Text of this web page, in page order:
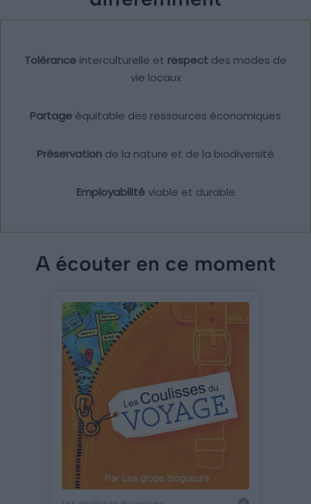
Tolérance interculturelle et respect des modes de
vie locaux
Partage équitable des ressources économiques
Préservation de la nature et de la biodiversité
Employabilitéviable et durable
A écouter en ce moment